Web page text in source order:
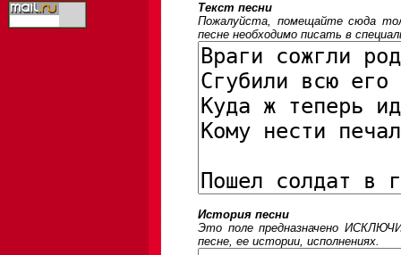
Текст песни
Пожалуйста, помещайте сюда
песне необходимо писать в
История песни
Это поле предназначено
песне, ее истории, исполнениях.